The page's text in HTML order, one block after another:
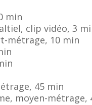
min
clip vidéo, 3
métrage, 10 min
45 min
moyen-métrage,